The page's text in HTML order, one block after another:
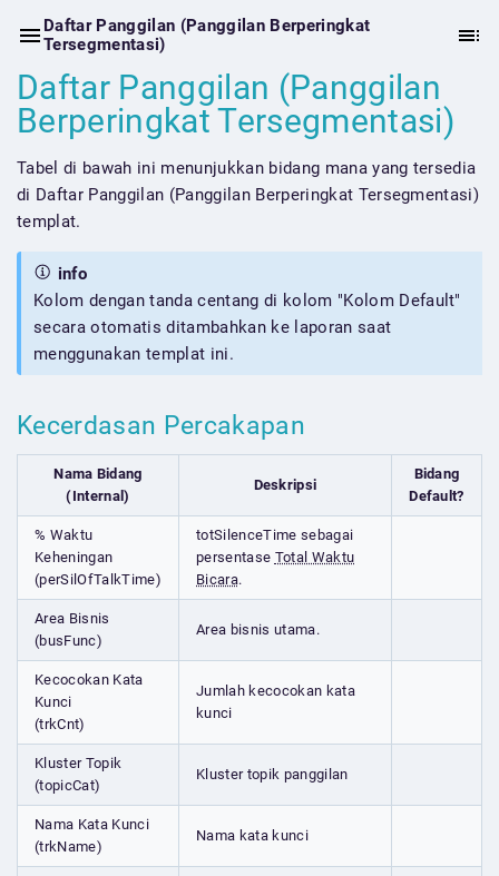
Daftar Panggilan (Panggilan Berperingkat
Tersegmentasi)
Daftar Panggilan (Panggilan
Berperingkat Tersegmentasi)
Tabel di bawah ini menunjukkan bidang mana yang tersedia
di Daftar Panggilan (Panggilan Berperingkat Tersegmentasi)
templat.
info
Kolom dengan tanda centang di kolom "Kolom Default"
secara otomatis ditambahkan ke laporan saat
menggunakan templat ini.
Kecerdasan Percakapan
Nama Bidang
(Internal)
Deskripsi
Bidang
Default?
% Waktu
Keheningan
(perSilOfTalkTime)
totSilenceTime sebagai
persentase Total Waktu
Bicara.
Area Bisnis
(busFunc)
Area bisnis utama.
Kecocokan Kata
Kunci
(trkCnt)
Jumlah kecocokan kata
kunci
Kluster Topik
(topicCat)
Kluster topik panggilan
Nama Kata Kunci
(trkName)
Nama kata kunci